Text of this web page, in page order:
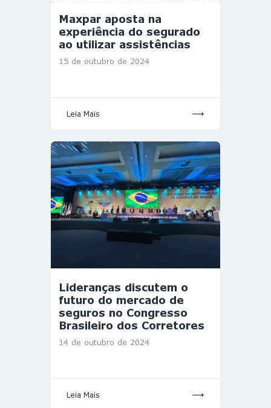
Maxpar aposta na
experiência do segurado
ao utilizar assistências
15 de outubro de 2024
Leia Mais
Lideranças discutem o
futuro do mercado de
seguros no Congresso
Brasileiro dos Corretores
14 de outubro de 2024
Leia Mais